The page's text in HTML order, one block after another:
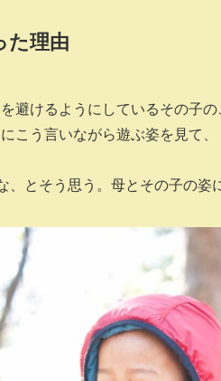
た理由
避けるようにしているその子
こう言いながら遊ぶ姿を見て
、とそう思う。母とその子の姿